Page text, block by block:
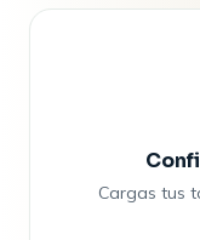
Cargas tus